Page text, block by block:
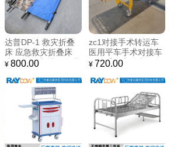
新款简约医生座椅 ，
检查椅
¥ 800.00
豪华电动五功能护理
床
¥ 19700.00